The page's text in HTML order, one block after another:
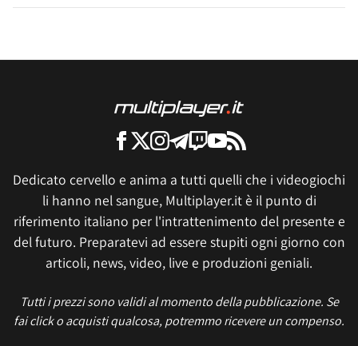
Dedicato cervello e anima a tutti quelli che i videogiochi
li hanno nel sangue, Multiplayer.it è il punto di
riferimento italiano per l'intrattenimento del presente e
del futuro. Preparatevi ad essere stupiti ogni giorno con
articoli, news, video, live e produzioni geniali.
Tutti i prezzi sono validi al momento della pubblicazione. Se
fai click o acquisti qualcosa, potremmo ricevere un compenso.